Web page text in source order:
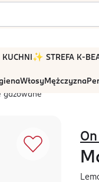
KUCHNI ✨ STREFA K-
WłosyMężczyzna
gazowane